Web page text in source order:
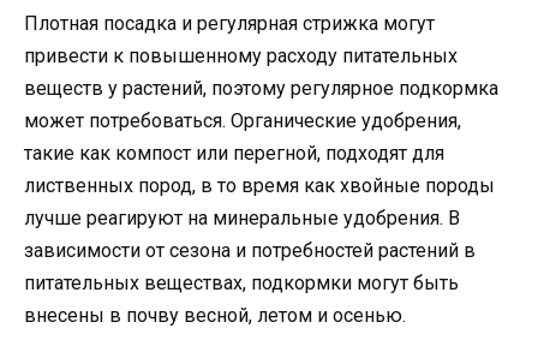
Плотная посадка и регулярная стрижка могут
привести к повышенному расходу питательных
веществ у растений, поэтому регулярное подкормка
может потребоваться. Органические удобрения,
такие как компост или перегной, подходят для
лиственных пород, в то время как хвойные породы
лучше реагируют на минеральные удобрения. В
зависимости от сезона и потребностей растений в
питательных веществах, подкормки могут быть
внесены в почву весной, летом и осенью.